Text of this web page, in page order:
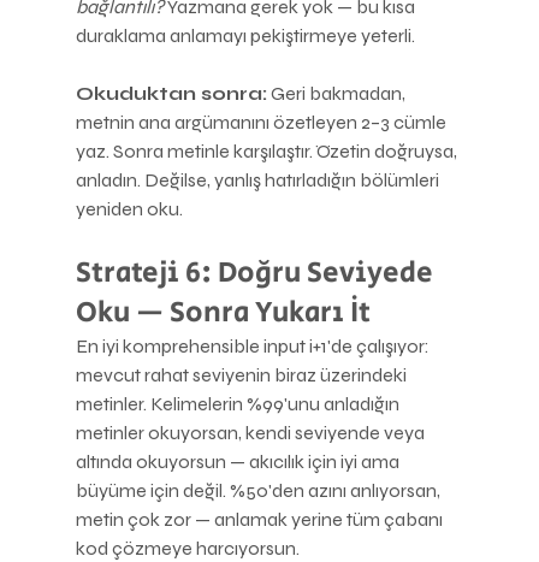
bağlantılı? Yazmana gerek yok — bu kısa
duraklama anlamayı pekiştirmeye yeterli.
Okuduktan sonra: Geri bakmadan,
metnin ana argümanını özetleyen 2–3 cümle
yaz. Sonra metinle karşılaştır. Özetin doğruysa,
anladın. Değilse, yanlış hatırladığın bölümleri
yeniden oku.
Strateji 6: Doğru Seviyede
Oku — Sonra Yukarı İt
En iyi komprehensible input i+1'de çalışıyor:
mevcut rahat seviyenin biraz üzerindeki
metinler. Kelimelerin %99'unu anladığın
metinler okuyorsan, kendi seviyende veya
altında okuyorsun — akıcılık için iyi ama
büyüme için değil. %50'den azını anlıyorsan,
metin çok zor — anlamak yerine tüm çabanı
kod çözmeye harcıyorsun.